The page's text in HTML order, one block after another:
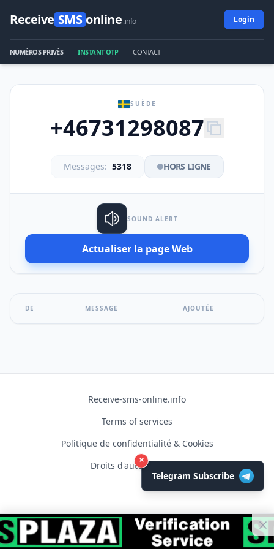
Receive SMS online.info Login
NUMÉROS PRIVÉS INSTANT OTP CONTACT
SUÈDE
+46731298087
Messages: 5318 HORS LIGNE
SOUND ALERT
Actualiser la page Web
DE MESSAGE AJOUTÉE
Receive-sms-online.info
Terms of services
Politique de confidentialité & Cookies
Droits d'auteur © 2026
×
Telegram Subscribe